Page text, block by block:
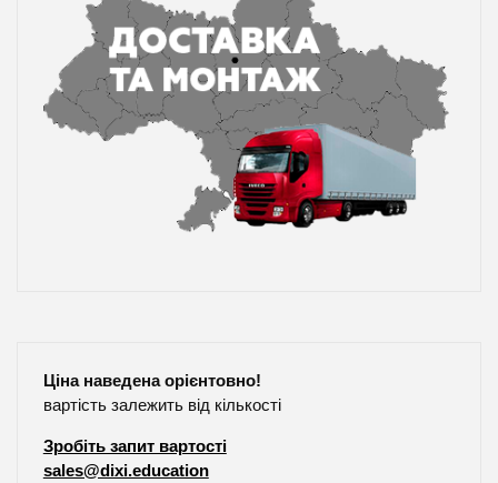
Ціна наведена орієнтовно!
вартість залежить від кількості
Зробіть запит вартості
sales@dixi.education